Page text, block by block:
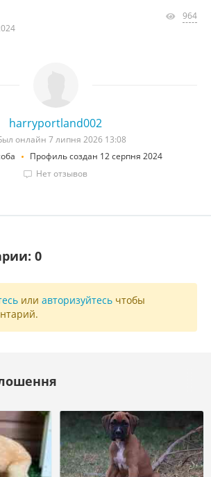
964
harryportland002
онлайн 7 липня 2026 13:08
Профиль создан 12 серпня 2024
Нет отзывов
0
или авторизуйтесь чтобы